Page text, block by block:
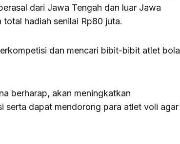
dari Jawa Tengah dan luar Jawa
hadiah senilai Rp80 juta.
dan mencari bibit-bibit atlet bola
berharap, akan meningkatkan
serta dapat mendorong para atlet voli agar